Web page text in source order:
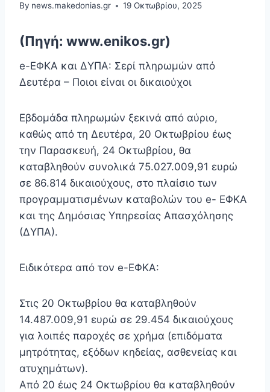
By news.makedonias.gr 19 Οκτωβρίου, 2025
(Πηγή: www.enikos.gr)
e-ΕΦΚΑ και ΔΥΠΑ: Σερί πληρωμών από
Δευτέρα – Ποιοι είναι οι δικαιούχοι
Εβδομάδα πληρωμών ξεκινά από αύριο,
καθώς από τη Δευτέρα, 20 Οκτωβρίου έως
την Παρασκευή, 24 Οκτωβρίου, θα
καταβληθούν συνολικά 75.027.009,91 ευρώ
σε 86.814 δικαιούχους, στο πλαίσιο των
προγραμματισμένων καταβολών του e- ΕΦΚΑ
και της Δημόσιας Υπηρεσίας Απασχόλησης
(ΔΥΠΑ).
Ειδικότερα από τον e-ΕΦΚΑ:
Στις 20 Οκτωβρίου θα καταβληθούν
14.487.009,91 ευρώ σε 29.454 δικαιούχους
για λοιπές παροχές σε χρήμα (επιδόματα
μητρότητας, εξόδων κηδείας, ασθενείας και
ατυχημάτων).
Από 20 έως 24 Οκτωβρίου θα καταβληθούν